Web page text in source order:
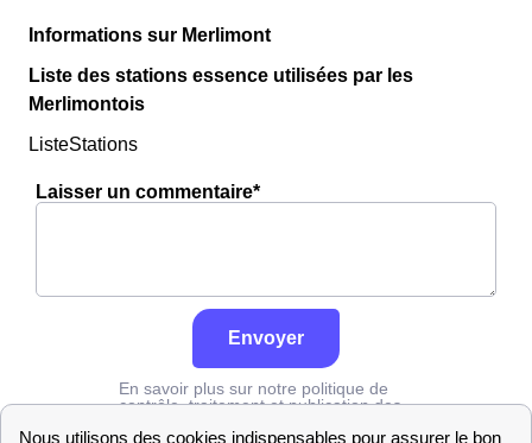
Informations sur Merlimont
Liste des stations essence utilisées par les
Merlimontois
ListeStations
Laisser un commentaire*
Envoyer
En savoir plus sur notre politique de
contrôle, traitement et publication des